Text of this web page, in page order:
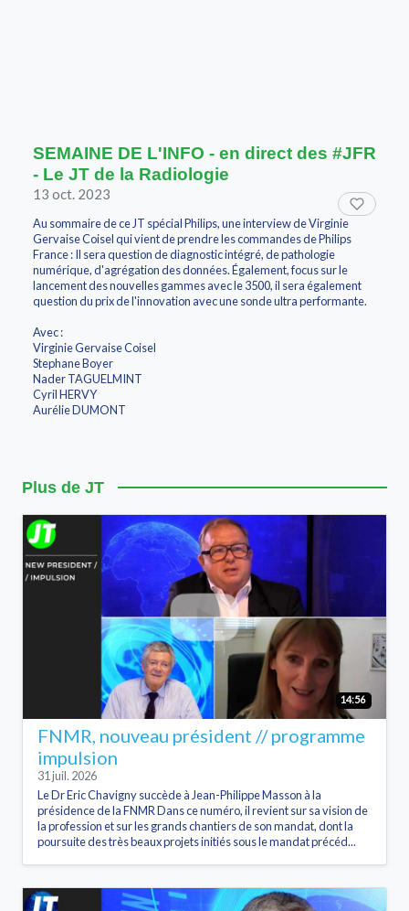
SEMAINE DE L'INFO - en direct des #JFR
- Le JT de la Radiologie
13 oct. 2023
Au sommaire de ce JT spécial Philips, une interview de Virginie
Gervaise Coisel qui vient de prendre les commandes de Philips
France : Il sera question de diagnostic intégré, de pathologie
numérique, d'agrégation des données. Également, focus sur le
lancement des nouvelles gammes avec le 3500, il sera également
question du prix de l'innovation avec une sonde ultra performante.
Avec :
Virginie Gervaise Coisel
Stephane Boyer
Nader TAGUELMINT
Cyril HERVY
Aurélie DUMONT
Plus de JT
14:56
FNMR, nouveau président // programme
impulsion
31 juil. 2026
Le Dr Eric Chavigny succède à Jean-Philippe Masson à la
présidence de la FNMR Dans ce numéro, il revient sur sa vision de
la profession et sur les grands chantiers de son mandat, dont la
poursuite des très beaux projets initiés sous le mandat précéd...